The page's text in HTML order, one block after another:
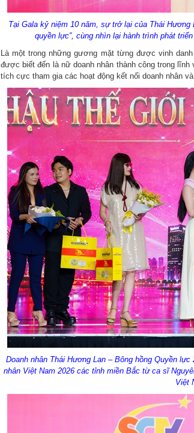
Tại Gala kỷ niệm 10 năm, sự trở lại của Thái Hương
quyền lực”, cùng nhìn lại hành trình phát
Là một trong những gương mặt từng được vinh
được biết đến là nữ doanh nhân thành công trong
tích cực tham gia các hoạt động kết nối doanh nhân
Doanh nhân Thái Hương Lan – Bông hồng Quyền
nhân Việt Nam 2026 các tỉnh miền Bắc từ ca sĩ
Việt